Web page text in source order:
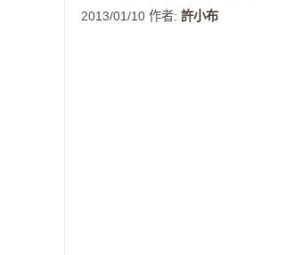
2013/01/10 作者: 許小布